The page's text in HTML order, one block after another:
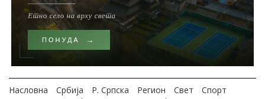
Насловна Србија Р. Српска Регион Свет
Спорт